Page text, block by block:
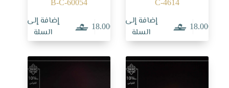
C-4614
18.000
إضافة إلى
السلة
B-C-60054
18.000
إضافة إلى
السلة